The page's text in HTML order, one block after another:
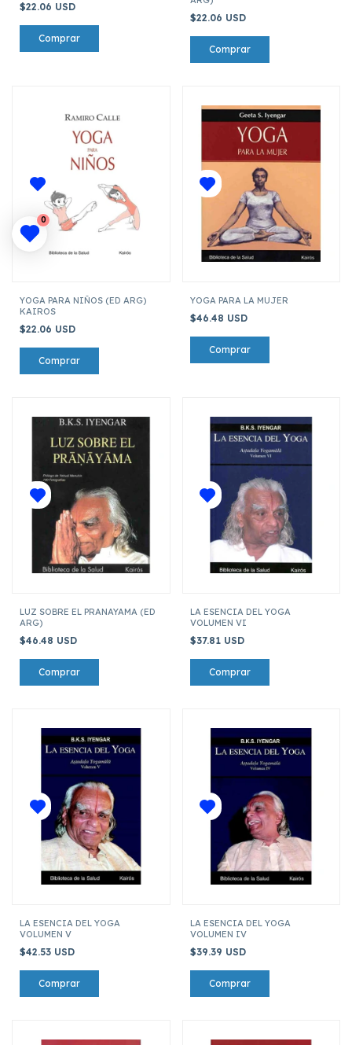
$22.06 USD
$22.06 USD
YOGA PARA NIÑOS (ED ARG)
KAIROS
$22.06 USD
YOGA PARA LA MUJER
$46.48 USD
LUZ SOBRE EL PRANAYAMA (ED
ARG)
$46.48 USD
LA ESENCIA DEL YOGA
VOLUMEN VI
$37.81 USD
LA ESENCIA DEL YOGA
VOLUMEN V
$42.53 USD
LA ESENCIA DEL YOGA
VOLUMEN IV
$39.39 USD
0